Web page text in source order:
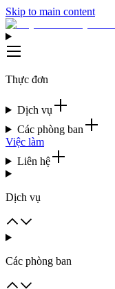
Skip to main content
Thực đơn
Dịch vụ
Các phòng ban
Việc làm
Liên hệ
Dịch vụ
Các phòng ban